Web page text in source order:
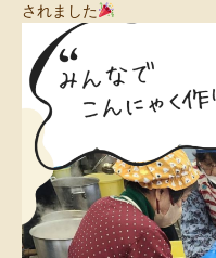
されました